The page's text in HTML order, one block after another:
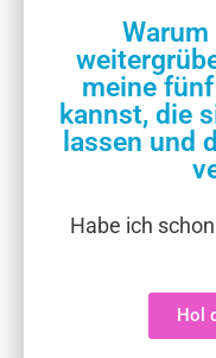
meine
kannst, die
lassen und
Habe ich
Hol